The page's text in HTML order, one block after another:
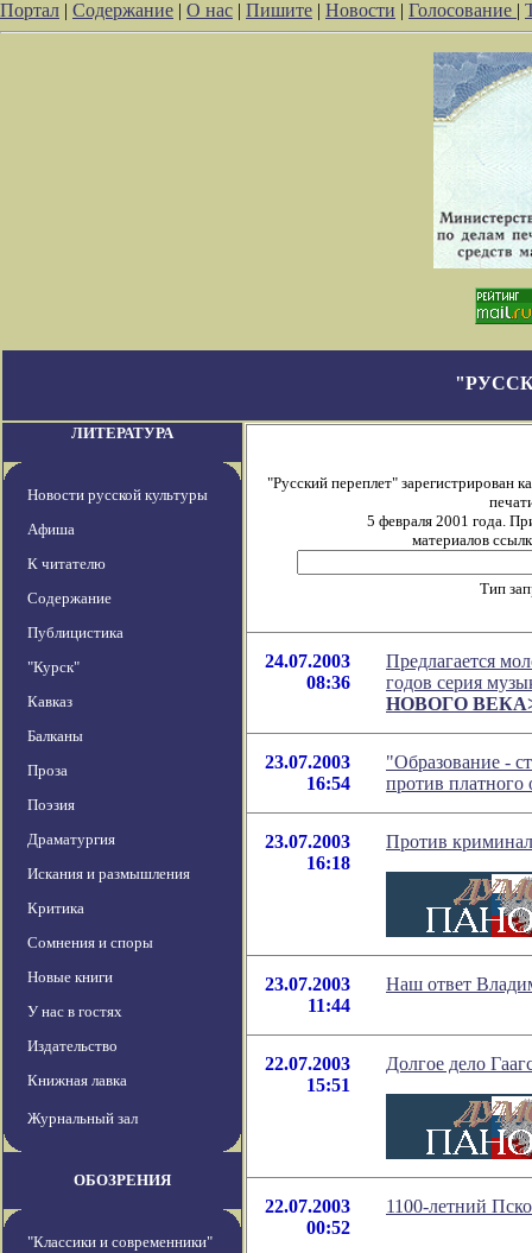
Портал | Содержание | О нас | Пишите | Новости | Голосование |
ЛИТЕРАТУРА
Новости русской культуры
Афиша
К читателю
Содержание
Публицистика
"Курск"
Кавказ
Балканы
Проза
Поэзия
Драматургия
Искания и размышления
Критика
Сомнения и споры
Новые книги
У нас в гостях
Издательство
Книжная лавка
Журнальный зал
ОБОЗРЕНИЯ
"Классики и современники"
"Русский переплет" зарегистрирован
5 февраля 2001 года.
материалов
Тип
24.07.2003
08:36
Предлагается
годов серия
НОВОГО
23.07.2003
16:54
"Образование -
против платного
23.07.2003
16:18
Против
23.07.2003
11:44
Наш ответ
22.07.2003
15:51
Долгое дело
22.07.2003
00:52
1100-летний